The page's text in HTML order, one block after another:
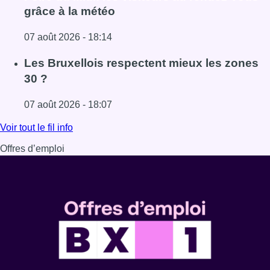
grâce à la météo
07 août 2026 - 18:14
Lire l'article Foire du Midi: les visiteurs au rendez-vous
Les Bruxellois respectent mieux les zones
30 ?
07 août 2026 - 18:07
Lire l'article Les Bruxellois respectent mieux les zones 30
Voir tout le fil info
Offres d’emploi